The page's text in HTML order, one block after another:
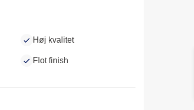
Høj kvalitet
Flot finish